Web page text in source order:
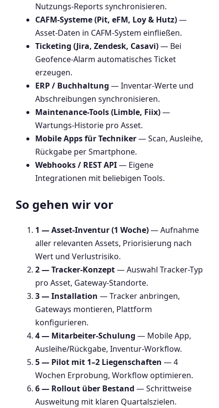
Nutzungs-Reports synchronisieren.
CAFM-Systeme (Pit, eFM, Loy & Hutz)—
Asset-Daten in CAFM-System einfließen.
Ticketing (Jira, Zendesk, Casavi)— Bei
Geofence-Alarm automatisches Ticket
erzeugen.
ERP / Buchhaltung — Inventar-Werte und
Abschreibungen synchronisieren.
Maintenance-Tools (Limble, Fiix)—
Wartungs-Historie pro Asset.
Mobile Apps für Techniker— Scan, Ausleihe,
Rückgabe per Smartphone.
Webhooks / REST API— Eigene
Integrationen mit beliebigen Tools.
So gehen wir vor
1 — Asset-Inventur (1 Woche)— Aufnahme
aller relevanten Assets, Priorisierung nach
Wert und Verlustrisiko.
2 — Tracker-Konzept— Auswahl Tracker-Typ
pro Asset, Gateway-Standorte.
3 — Installation — Tracker anbringen,
Gateways montieren, Plattform
konfigurieren.
4 — Mitarbeiter-Schulung — Mobile App,
Ausleihe/Rückgabe, Inventur-Workflow.
5 — Pilot mit 1–2 Liegenschaften — 4
Wochen Erprobung, Workflow optimieren.
6 — Rollout über Bestand — Schrittweise
Ausweitung mit klaren Quartalszielen.